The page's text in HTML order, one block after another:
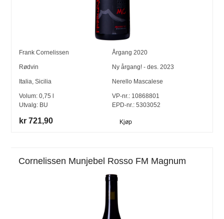
Frank Cornelissen Årgang 2020
Rødvin Ny årgang! - des. 2023
Italia,Sicilia Nerello Mascalese
Volum:0,75
Utvalg: BU
VP-nr.: 10868801
EPD-nr.: 5303052
kr 721,90 Kjøp
Cornelissen Munjebel Rosso FM Magnum